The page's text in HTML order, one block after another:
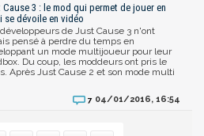
3 : le mod qui permet de jouer en
se dévoile en vidéo
de Just Cause 3 n'ont
pensé à perdre du temps en
un mode multijoueur pour leur
Du coup, les moddeurs ont pris le
Après Just Cause 2 et son mode multi
7 04/01/2016, 16:54